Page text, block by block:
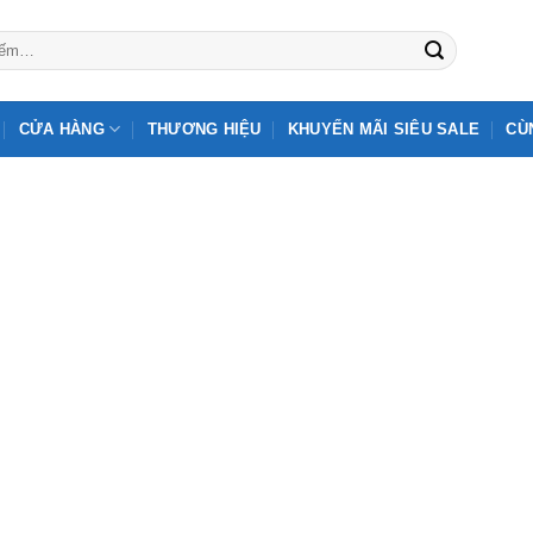
CỬA HÀNG THƯƠNG HIỆU KHUYẾN MÃI SIÊU SALE